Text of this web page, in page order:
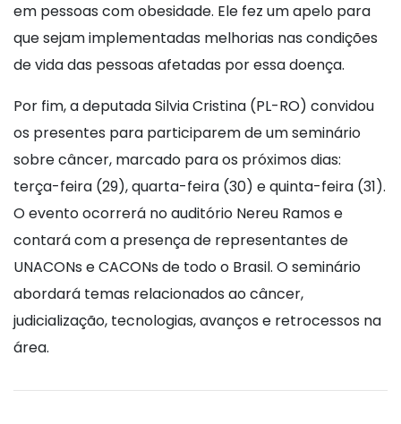
em pessoas com obesidade. Ele fez um apelo para
que sejam implementadas melhorias nas condições
de vida das pessoas afetadas por essa doença.
Por fim, a deputada Silvia Cristina (PL-RO) convidou
os presentes para participarem de um seminário
sobre câncer, marcado para os próximos dias:
terça-feira (29), quarta-feira (30) e quinta-feira (31).
O evento ocorrerá no auditório Nereu Ramos e
contará com a presença de representantes de
UNACONs e CACONs de todo o Brasil. O seminário
abordará temas relacionados ao câncer,
judicialização, tecnologias, avanços e retrocessos na
área.